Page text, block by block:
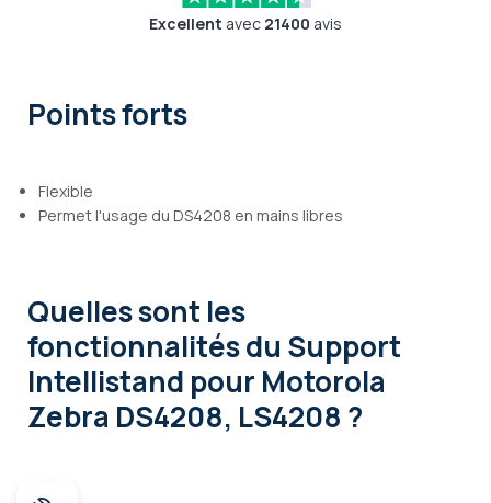
Excellent avec 21400 avis
Points forts
Flexible
Permet l'usage du DS4208 en mains libres
Quelles sont les
fonctionnalitésdu Support
Intellistand pour Motorola
Zebra DS4208, LS4208 ?